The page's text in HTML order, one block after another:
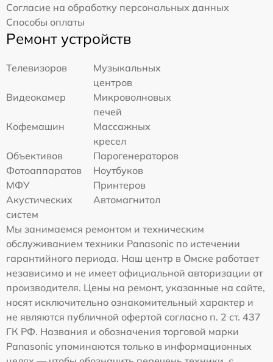
Согласие на обработку персональных данных
Способы оплаты
Ремонт устройств
Телевизоров
Музыкальных
центров
Видеокамер
Микроволновых
печей
Кофемашин
Массажных
кресел
Объективов
Парогенераторов
Фотоаппаратов
Ноутбуков
МФУ
Принтеров
Акустических
систем
Автомагнитол
Мы занимаемся ремонтом и техническим
обслуживанием техники Panasonic по истечении
гарантийного периода. Наш центр в Омске работает
независимо и не имеет официальной авторизации от
производителя. Цены на ремонт, указанные на сайте,
носят исключительно ознакомительный характер и
не являются публичной офертой согласно п. 2 ст. 437
ГК РФ. Названия и обозначения торговой марки
Panasonic упоминаются только в информационных